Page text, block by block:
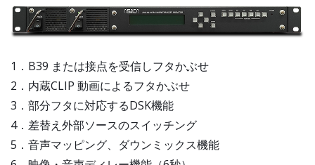
1．B39 または接点を受信しフタかぶせ
2．内蔵CLIP 動画によるフタかぶせ
3．部分フタに対応するDSK機能
4．差替え外部ソースのスイッチング
5．音声マッピング、ダウンミックス機能